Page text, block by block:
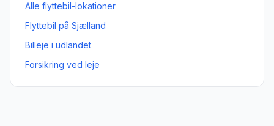
Alle flyttebil-lokationer
Flyttebil på Sjælland
Billeje i udlandet
Forsikring ved leje